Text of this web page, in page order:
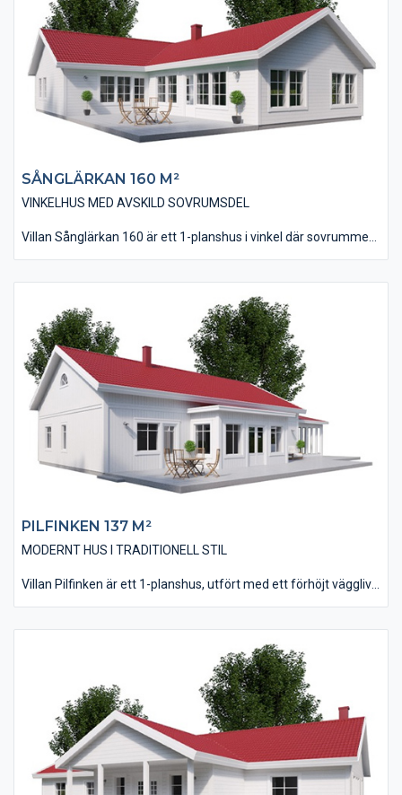
SÅNGLÄRKAN 160 M²​
VINKELHUS MED AVSKILD SOVRUMSDEL
Villan Sånglärkan 160 är ett 1-planshus i vinkel där sovrummen
Huset är på 160 kvm i boyta och innehåller fyra stycken sovrum
som alla ligger intill allrummet. Vardagsrum, kök och matplats
ligger tillsammans i en modern öppenhet där man får en trevlig
rymdkänsla tack vare ryggåstaket i denna del. Lägg även märke
till de rymliga klädkammare som finns till förvaring.
PILFINKEN 137 M²
MODERNT HUS I TRADITIONELL STIL
Villan Pilfinken är ett 1-planshus, utfört med ett förhöjt väggliv
boyta och innehåller 3 st väl tilltagna Sovrum. Husets kök har
ett vinkelinrede plus en stor köksö där man kan bereda mat i
goda vänners lag. Vardagsrummet är på nästan 40 kvm och
vars stora fönsterpartier ger rummet ett inbjudande ljus.